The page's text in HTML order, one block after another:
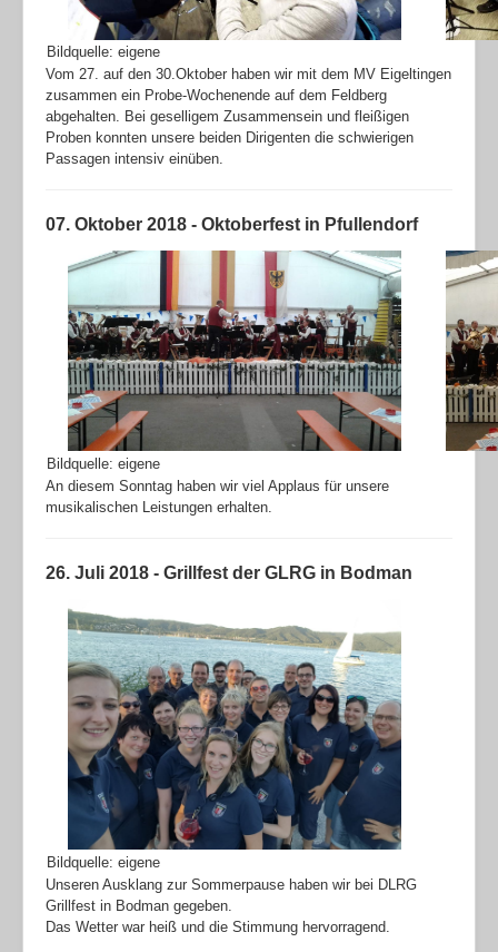
Bildquelle: eigene
Vom 27. auf den 30.Oktober haben wir mit dem MV Eigeltingen
zusammen ein Probe-Wochenende auf dem Feldberg
abgehalten. Bei geselligem Zusammensein und fleißigen
Proben konnten unsere beiden Dirigenten die schwierigen
Passagen intensiv einüben.
07. Oktober 2018 - Oktoberfest in Pfullendorf
Bildquelle: eigene
An diesem Sonntag haben wir viel Applaus für unsere
musikalischen Leistungen erhalten.
26. Juli 2018 - Grillfest der GLRG in Bodman
Bildquelle: eigene
Unseren Ausklang zur Sommerpause haben wir bei DLRG
Grillfest in Bodman gegeben.
Das Wetter war heiß und die Stimmung hervorragend.